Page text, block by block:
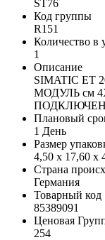
ST76
Код группы
R151
Количество в
1
Описание
SIMATIC
МОДУЛЬ см
Плановый
1 День
Размер
4,50 x 17,60 x
Страна
Германия
Товарный код
85389091
Ценовая
254